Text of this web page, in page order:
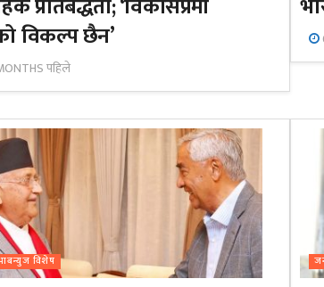
प्रतिबद्धता; ‘विकासप्रेमी
विकल्प छैन’
पहिले
विशेष